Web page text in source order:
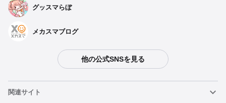
グッスマらぼ
メカスマブログ
他の公式SNSを見る
関連サイト